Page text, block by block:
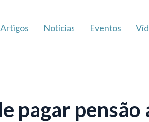
Artigos Notícias Eventos
pagar